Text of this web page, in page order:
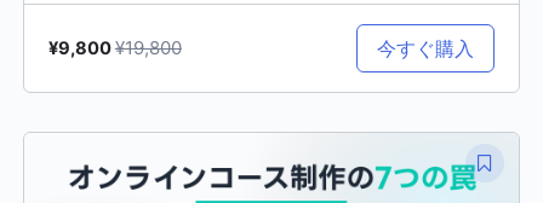
¥9,800¥19,800 今すぐ購入